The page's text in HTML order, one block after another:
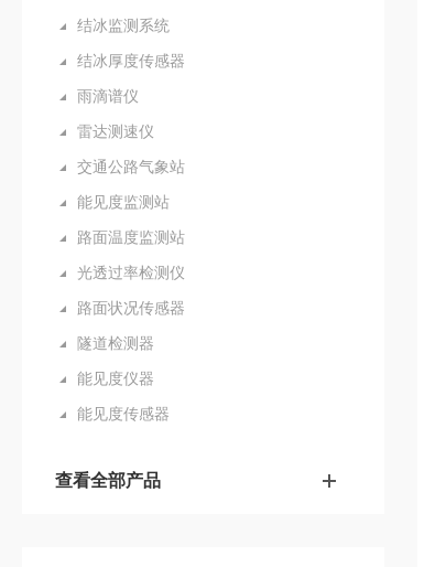
结冰监测系统
结冰厚度传感器
雨滴谱仪
雷达测速仪
交通公路气象站
能见度监测站
路面温度监测站
光透过率检测仪
路面状况传感器
隧道检测器
能见度仪器
能见度传感器
查看全部产品